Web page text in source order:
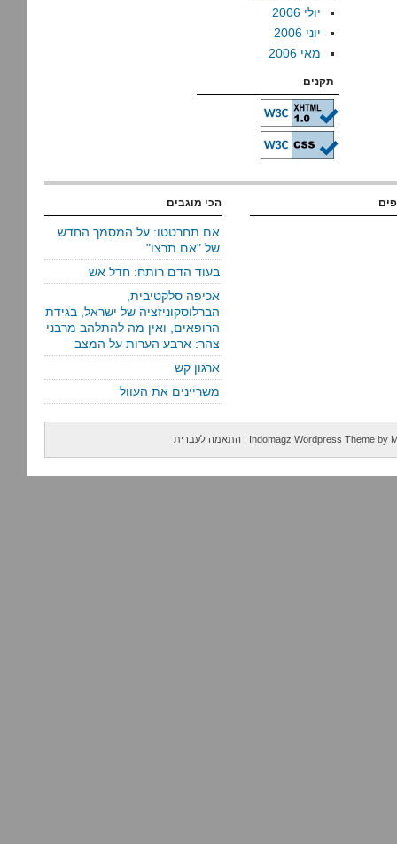
יולי 2006
יוני 2006
מאי 2006
תקנים
הכי מוגבים
אם תחרטטו: על המסמך החדש
של "אם תרצו"
בעוד הדם רותח: חדל אש
אכיפה סלקטיבית,
הברלוסקוניזציה של ישראל, בגידת
הרופאים, ואין מה להתלהב מרבני
צהר: ארבע הערות על המצב
ארגון קש
משריינים את העוול
Indomagz Wordpress Theme by
| התאמה לעברית